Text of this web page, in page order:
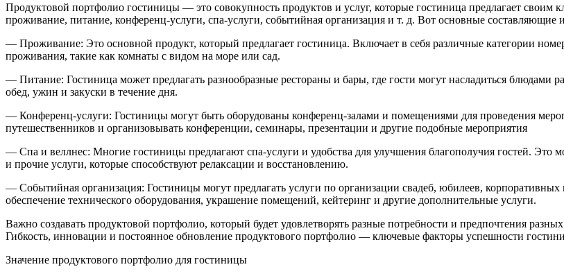
Продуктовой портфолио гостиницы — это совокупность продуктов и услуг, которые гостиница предлагает своим
проживание, питание, конференц-услуги, спа-услуги, событийная организация и т. д. Вот основные
— Проживание: Это основной продукт, который предлагает гостиница. Включает в себя различные категории
проживания, такие как комнаты с видом на море или сад.
— Питание: Гостиница может предлагать разнообразные рестораны и бары, где гости могут насладиться
обед, ужин и закуски в течение дня.
— Конференц-услуги: Гостиницы могут быть оборудованы конференц-залами и помещениями для проведения
путешественников и организовывать конференции, семинары, презентации и другие подобные мероприятия
— Спа и веллнес: Многие гостиницы предлагают спа-услуги и удобства для улучшения благополучия гостей.
и прочие услуги, которые способствуют релаксации и восстановлению.
— Событийная организация: Гостиницы могут предлагать услуги по организации свадеб, юбилеев,
обеспечение технического оборудования, украшение помещений, кейтеринг и другие дополнительные услуги.
Важно создавать продуктовой портфолио, который будет удовлетворять разные потребности и предпочтения
Гибкость, инновации и постоянное обновление продуктового портфолио — ключевые факторы успешности
Значение продуктового портфолио для гостиницы